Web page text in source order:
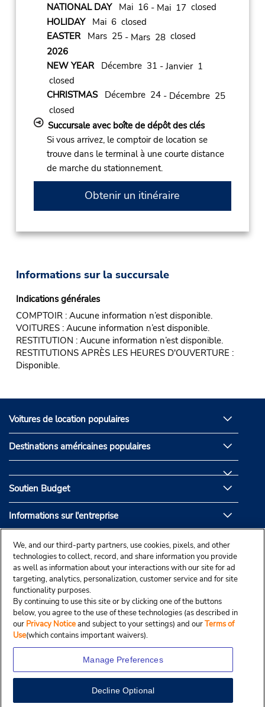
NATIONAL DAYMai 16 - Mai 17 closed
HOLIDAYMai 6 closed
EASTERMars 25 - Mars 28closed
2026
NEW YEARDécembre 31 - Janvier 1
closed
CHRISTMASDécembre 24 - Décembre 25
closed
Succursale avec boîte de dépôt des clés
Si vous arrivez, le comptoir de location se
trouve dans le terminal à une courte distance
de marche du stationnement.
Obtenir un itinéraire
Informations sur la succursale
Indications générales
COMPTOIR : Aucune information n’est disponible.
VOITURES : Aucune information n’est disponible.
RESTITUTION : Aucune information n’est disponible.
RESTITUTIONS APRÈS LES HEURES D'OUVERTURE :
Disponible.
Voitures de location populaires
Destinations américaines populaires
Soutien Budget
Informations sur l'entreprise
Partenaires de Budget
We, and our third-party partners, use cookies, pixels, and other
technologies to collect, record, and share information you provide
as well as information about your interactions with our site for ad
targeting, analytics, personalization, customer service and for site
functionality purposes.
By continuing to use this site or by clicking one of the buttons
below, you agree to the use of these technologies (as described in
our Privacy Noticeand subject to your settings) and ourTerms of
Use(which contains important waivers).
Manage Preferences
Decline Optional